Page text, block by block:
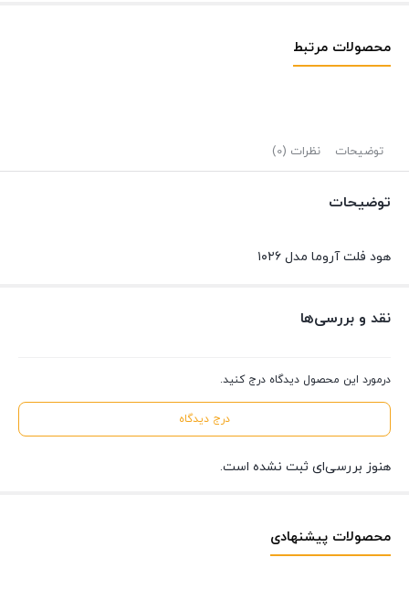
محصولات مرتبط
توضیحات نظرات (0)
توضیحات
هود فلت آروما مدل ۱۰۲۶
نقد و بررسی‌ها
درمورد این محصول دیدگاه درج کنید.
درج دیدگاه
هنوز بررسی‌ای ثبت نشده است.
محصولات پیشنهادی